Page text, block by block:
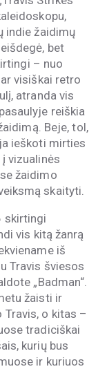
indie žaidimų
bet
– nuo
visiškai retro
atranda vis
reiškia
Beje, tol,
ieškoti mirties
vizualinės
žaidimo
skaityti.
skirtingi
vis kitą žanrą
iš
Travis šviesos
„Badman“.
žaisti ir
Travis, o kitas –
tradiciškai
kurių bus
ir kuriuos